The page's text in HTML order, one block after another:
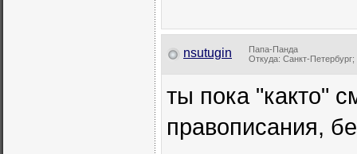
nsutugin
Папа-Панда
Откуда: Санкт-Петербург;
ты пока "както"
правописания,